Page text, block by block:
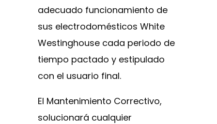
adecuado funcionamiento de
sus electrodomésticos White
Westinghouse cada periodo de
tiempo pactado y estipulado
con el usuario final.
El Mantenimiento Correctivo,
solucionará cualquier